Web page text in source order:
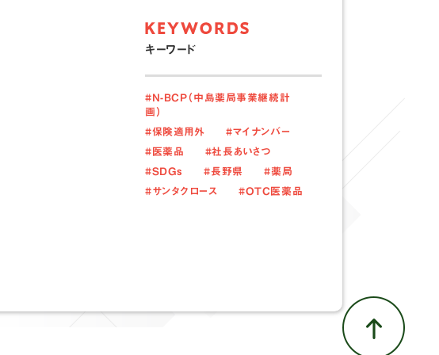
キーワード
#N-BCP（中島薬局事業継続計
画）
#保険適用外
#マイナンバー
#医薬品
#社長あいさつ
#SDGs
#長野県
#薬局
#サンタクロース
#OTC医薬品